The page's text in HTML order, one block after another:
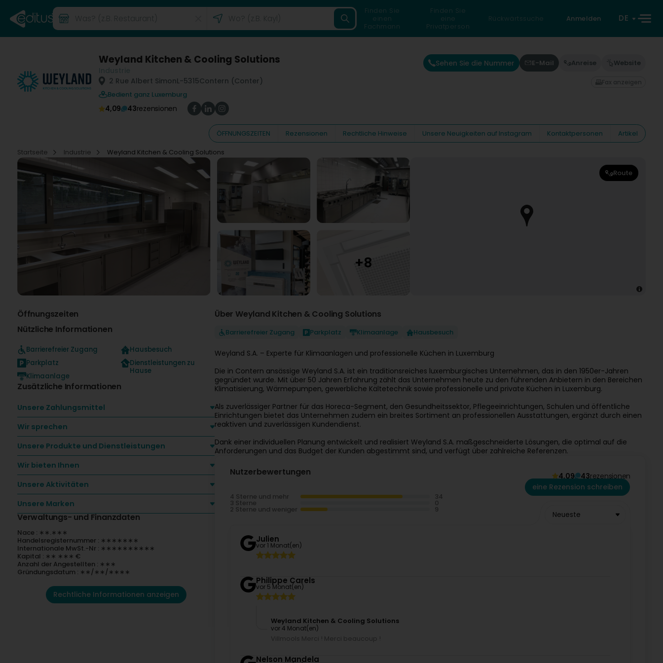
Finden Sie
einen
Fachmann
Finden Sie
eine
Privatperson
Rückwärtssuche Anmelden DE
Weyland Kitchen & Cooling Solutions
2 Rue Albert SimonL-5315Contern (Conter)
Bedient ganz Luxemburg
4,09 43rezensionen
Sehen Sie die Nummer E-Mail Anreise Website
Fax anzeigen
ÖFFNUNGSZEITEN Rezensionen Rechtliche Hinweise Unsere Neuigkeiten auf Instagram Kontaktpersonen
Artikel
Startseite
Industrie Weyland Kitchen & Cooling Solutions
Route
Öffnungszeiten
Nützliche Informationen
Barrierefreier Zugang
Parkplatz
Klimaanlage
Hausbesuch
Dienstleistungen zu
Hause
Zusätzliche Informationen
Unsere Zahlungsmittel
Wir sprechen
Unsere Produkte und Dienstleistungen
Wir bieten Ihnen
Unsere Aktivitäten
Unsere Marken
Verwaltungs- und Finanzdaten
Nace : ∗∗.∗∗∗
Handelsregisternummer : ∗∗∗∗∗∗∗
Internationale MwSt.-Nr : ∗∗∗∗∗∗∗∗∗∗
Kapital : ∗∗ ∗∗∗ €
Anzahl der Angestellten : ∗∗∗
Gründungsdatum : ∗∗/∗∗/∗∗∗∗
Rechtliche Informationen anzeigen
Über Weyland Kitchen & Cooling Solutions
Barrierefreier Zugang Parkplatz Klimaanlage Hausbesuch
Weyland S.A. – Experte für Klimaanlagen und professionelle Küchen in Luxemburg
Die in Contern ansässige Weyland S.A. ist ein traditionsreiches luxemburgisches Unternehmen, das in den 1950er-Jahren
gegründet wurde. Mit über 50 Jahren Erfahrung zählt das Unternehmen heute zu den führenden Anbietern in den Bereichen
Klimatisierung, Wärmepumpen, gewerbliche Kältetechnik sowie professionelle und private Küchen in Luxemburg.
Als zuverlässiger Partner für das Horeca-Segment, den Gesundheitssektor, Pflegeeinrichtungen, Schulen und öffentliche
Einrichtungen bietet das Unternehmen zudem ein breites Sortiment an professionellen Ausstattungen, ergänzt durch einen
reaktiven und zuverlässigen Kundendienst.
Dank einer individuellen Planung entwickelt und realisiert Weyland S.A. maßgeschneiderte Lösungen, die optimal auf die
Anforderungen und das Budget der Kunden abgestimmt sind, und verfügt über zahlreiche Referenzen.
Nutzerbewertungen 4,09 43rezensionen
4 Sterne und mehr
3 Sterne
2 Sterne und weniger
eine Rezension schreiben
Neueste
Julien
vor 1 Monat(en)
Philippe Carels
vor 5 Monat(en)
Weyland Kitchen & Cooling Solutions
vor 4 Monat(en)
Villmools Merci ! Merci beaucoup !
Nelson Mandela